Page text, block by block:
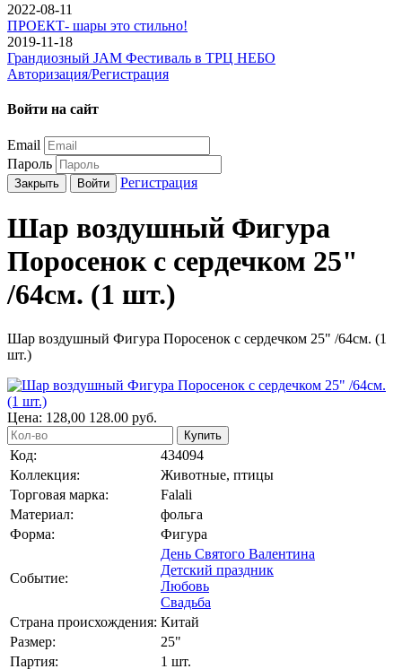
2022-08-11
ПРОЕКТ- шары это стильно!
2019-11-18
Грандиозный JAM Фестиваль в ТРЦ НЕБО
Авторизация/Регистрация
Войти на сайт
Email
Пароль
Закрыть Войти Регистрация
Шар воздушный Фигура
Поросенок с сердечком 25"
/64см. (1 шт.)
Шар воздушный Фигура Поросенок с сердечком 25" /64см. (1
шт.)
Цена: 128,00 128.00 руб.
Купить
Код:
434094
Коллекция:
Животные, птицы
Торговая марка:
Falali
Материал:
фольга
Форма:
Фигура
Событие:
День Святого Валентина
Детский праздник
Любовь
Свадьба
Страна происхождения: Китай
Размер:
25"
Партия:
1 шт.